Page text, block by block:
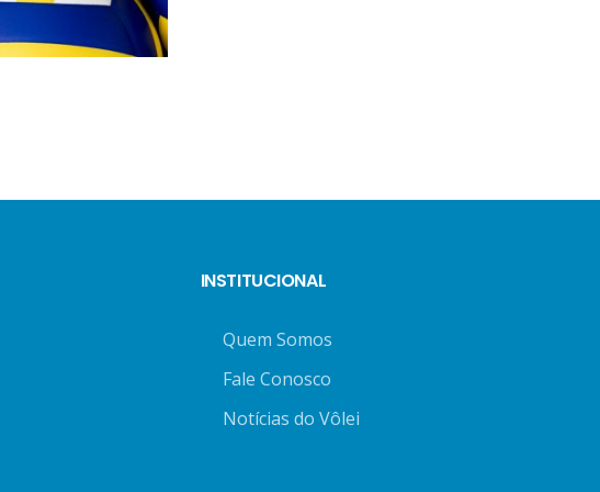
INSTITUCIONAL
Quem Somos
Fale Conosco
Notícias do Vôlei